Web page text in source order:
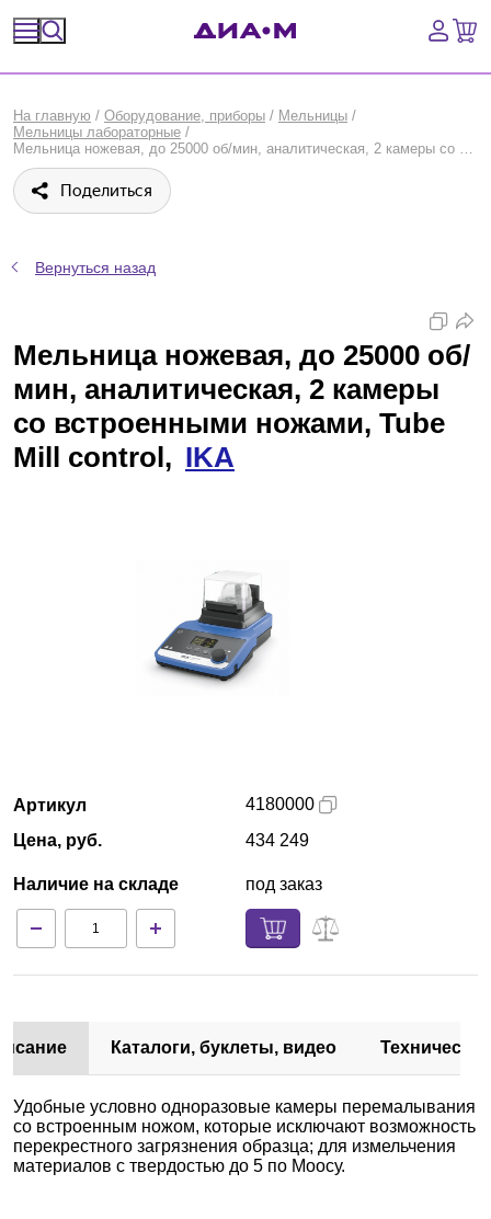
Оборудование, приборы
Расходные материалы, пластик, стекло
Библиотека
Сравнение
Партнеры
Технический сервис
На главную / Оборудование, приборы / Мельницы /
Мельницы лабораторные /
Мельница ножевая, до 25000 об/мин, аналитическая, 2 камеры со встроенными ножами, Tube Mill control, IKA
Поделиться
Вернуться назад
Мельница ножевая, до 25000 об/
мин, аналитическая, 2 камеры
со встроенными ножами, Tube
Mill control, IKA
Артикул
Цена, руб.
Наличие на складе
4180000
434 249
под заказ
Каталоги, буклеты, видео
Удобные условно одноразовые камеры перемалывания
со встроенным ножом, которые исключают возможность
перекрестного загрязнения образца; для измельчения
материалов с твердостью до 5 по Моосу.